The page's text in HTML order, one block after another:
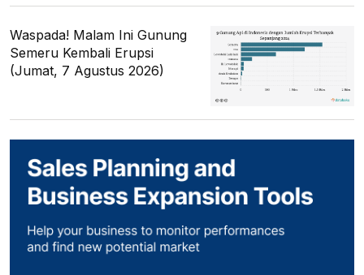
Waspada! Malam Ini Gunung
Semeru Kembali Erupsi
(Jumat, 7 Agustus 2026)